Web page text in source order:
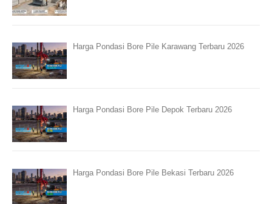
Harga Pondasi Bore Pile Karawang Terbaru 2026
Harga Pondasi Bore Pile Depok Terbaru 2026
Harga Pondasi Bore Pile Bekasi Terbaru 2026